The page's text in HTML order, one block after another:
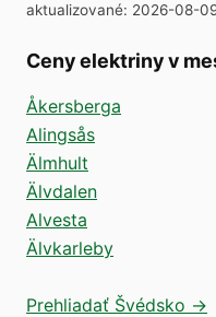
aktualizované: 2026-08-
Ceny elektriny v
Åkersberga
Alingsås
Älmhult
Älvdalen
Alvesta
Älvkarleby
Prehliadať Švédsko →